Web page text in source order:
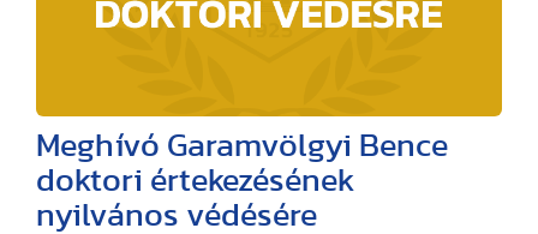
Meghívó Garamvölgyi Bence
doktori értekezésének
nyilvános védésére